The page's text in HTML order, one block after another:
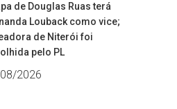
de Douglas Ruas terá
Louback como vice;
de Niterói foi
pelo PL
2026